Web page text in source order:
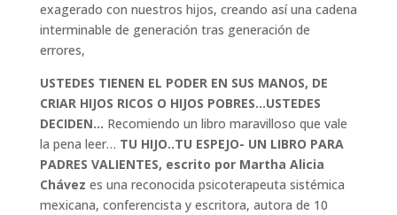
exagerado con nuestros hijos, creando así una cadena
interminable de generación tras generación de
errores,
USTEDES TIENEN EL PODER EN SUS MANOS, DE
CRIAR HIJOS RICOS O HIJOS POBRES…USTEDES
DECIDEN… Recomiendo un libro maravilloso que vale
la pena leer… TU HIJO..TU ESPEJO- UN LIBRO PARA
PADRES VALIENTES, escrito por Martha Alicia
Chávez es una reconocida psicoterapeuta sistémica
mexicana, conferencista y escritora, autora de 10